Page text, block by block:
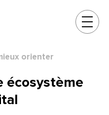
orienter
écosystème